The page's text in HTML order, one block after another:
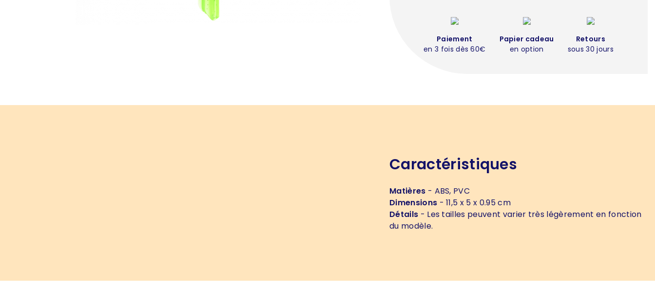
Paiement
en 3 fois dès 60€
Papier cadeau
en option
Retours
sous 30 jours
Caractéristiques
Matières - ABS, PVC
Dimensions - 11,5 x 5 x 0.95 cm
Détails - Les tailles peuvent varier très légèrement en fonction
du modèle.